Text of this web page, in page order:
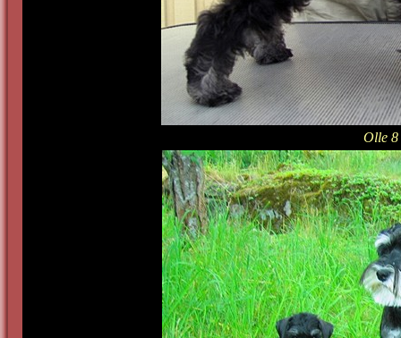
Olle 8